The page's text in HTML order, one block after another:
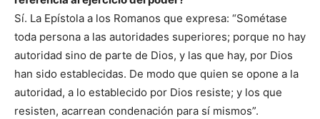
Sí. La Epístola a los Romanos que expresa: “Sométase
toda persona a las autoridades superiores; porque no hay
autoridad sino de parte de Dios, y las que hay, por Dios
han sido establecidas. De modo que quien se opone a la
autoridad, a lo establecido por Dios resiste; y los que
resisten, acarrean condenación para sí mismos”.